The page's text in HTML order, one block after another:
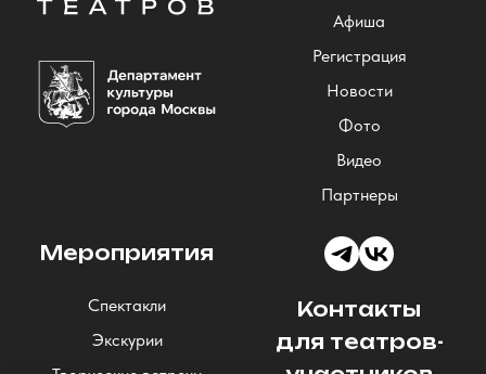
Афиша
Регистрация
Новости
Фото
Видео
Партнеры
Мероприятия
Спектакли
Экскурии
Контакты
для театров-